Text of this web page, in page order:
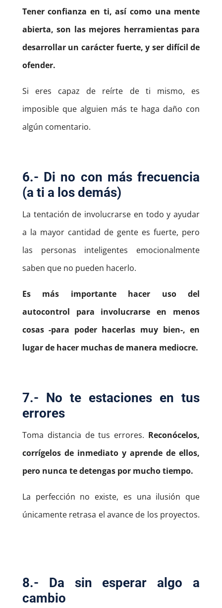
Tener confianza en ti, así como una mente
abierta, son las mejores herramientas para
desarrollar un carácter fuerte, y ser difícil de
ofender.
Si eres capaz de reírte de ti mismo, es
imposible que alguien más te haga daño con
algún comentario.
6.- Di no con más frecuencia
(a ti a los demás)
La tentación de involucrarse en todo y ayudar
a la mayor cantidad de gente es fuerte, pero
las personas inteligentes emocionalmente
saben que no pueden hacerlo.
Es más importante hacer uso del
autocontrol para involucrarse en menos
cosas -para poder hacerlas muy bien-, en
lugar de hacer muchas de manera mediocre.
7.- No te estaciones en tus
errores
Toma distancia de tus errores. Reconócelos,
corrígelos de inmediato y aprende de ellos,
pero nunca te detengas por mucho tiempo.
La perfección no existe, es una ilusión que
únicamente retrasa el avance de los proyectos.
8.- Da sin esperar algo a
cambio